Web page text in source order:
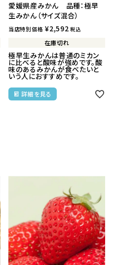
愛媛県産みかん 品種：極早
生みかん（サイズ混合）
当店特別価格 ¥2,592 税込
在庫切れ
極早生みかんは普通のミカン
に比べると酸味が強めです。酸
味のあるみかんが食べたいと
いう人におすすめです。
詳細を見る